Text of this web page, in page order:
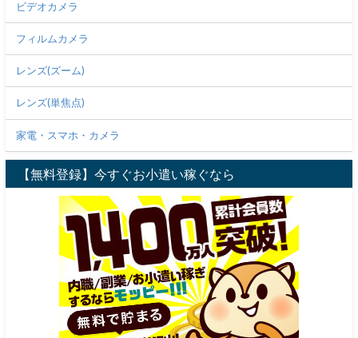
ビデオカメラ
フィルムカメラ
レンズ(ズーム)
レンズ(単焦点)
家電・スマホ・カメラ
【無料登録】今すぐお小遣い稼ぐなら